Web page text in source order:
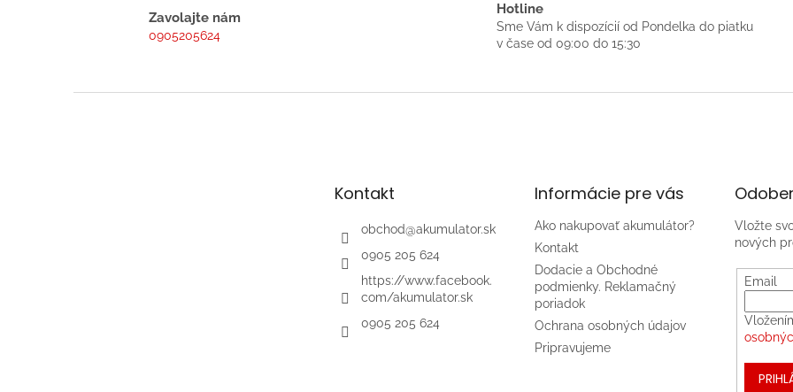
d
a
p
Zavolajte nám
0905205624
Hotline
Sme Vám k dispozícií od Pondelka do piatku
v čase od 09:00 do 15:30
Kontakt
obchod@akumulator.sk
0905 205 624
https://www.facebook.
com/akumulator.sk
0905 205 624
Informácie pre vás
Ako nakupovať akumulátor?
Kontakt
Dodacie a Obchodné
podmienky. Reklamačný
poriadok
Ochrana osobných údajov
Pripravujeme
Vložte
nových
Email